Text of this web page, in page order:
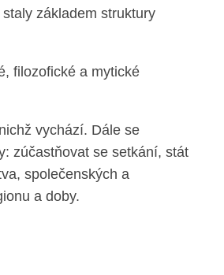
základem struktury
filozofické a mytické
vychází. Dále se
zúčastňovat se setkání, stát
společenských a
a doby.